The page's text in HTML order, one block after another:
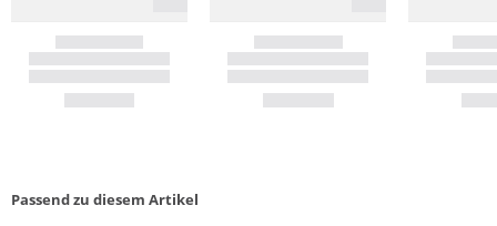
Passend zu diesem Artikel